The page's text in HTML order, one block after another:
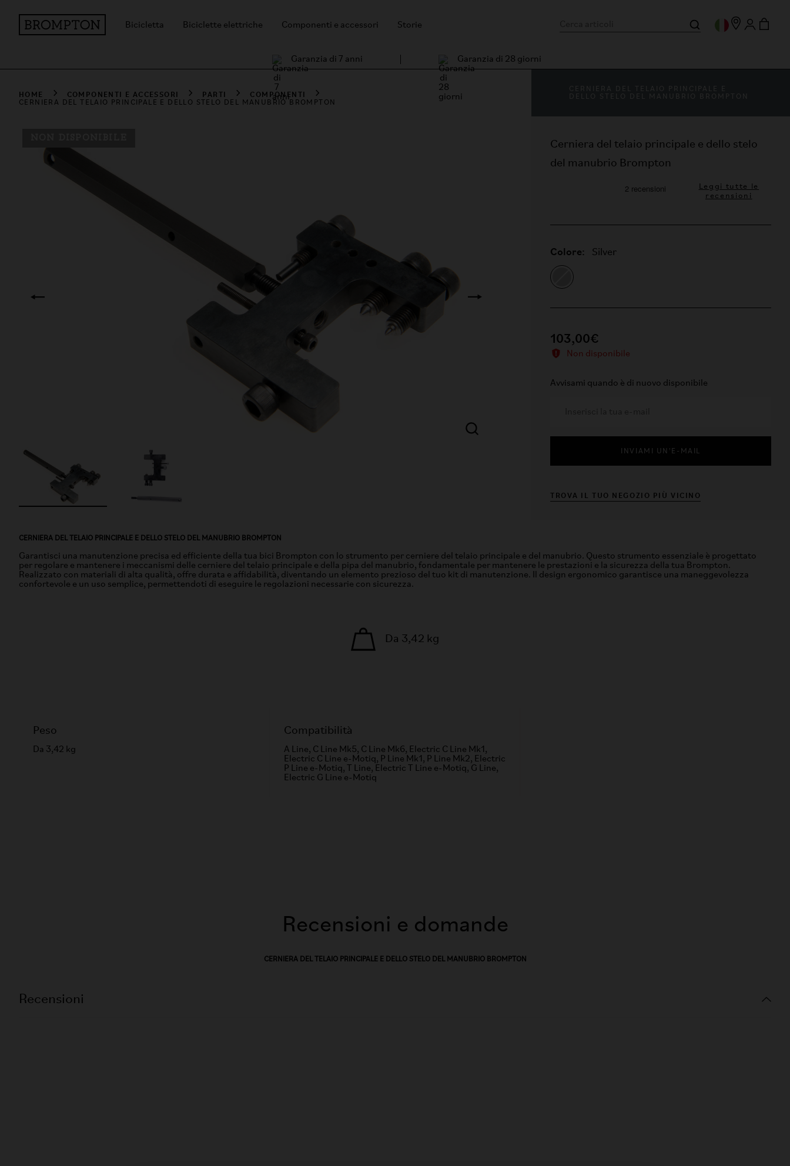
Bicicletta Biciclette elettriche Componenti e accessori Storie
Garanzia di 7 anni Garanzia di 28 giorni
HOME COMPONENTI E ACCESSORI PARTI COMPONENTI
CERNIERA DEL TELAIO PRINCIPALE E DELLO STELO DEL MANUBRIO BROMPTON
Cerniera del telaio principale e dello stelo
del manubrio Brompton
Leggi tutte le
recensioni
Colore: Silver
103,00€
Non disponibile
Avvisami quando è di nuovo disponibile
INVIAMI UN'E-MAIL
TROVA IL TUO NEGOZIO PIÙ VICINO
CERNIERA DEL TELAIO PRINCIPALE E DELLO STELO DEL MANUBRIO BROMPTON
Garantisci una manutenzione precisa ed efficiente della tua bici Brompton con lo strumento per cerniere del telaio principale e del manubrio. Questo strumento essenziale è progettato
per regolare e mantenere i meccanismi delle cerniere del telaio principale e della pipa del manubrio, fondamentale per mantenere le prestazioni e la sicurezza della tua Brompton.
Realizzato con materiali di alta qualità, offre durata e affidabilità, diventando un elemento prezioso del tuo kit di manutenzione. Il design ergonomico garantisce una maneggevolezza
confortevole e un uso semplice, permettendoti di eseguire le regolazioni necessarie con sicurezza.
Da 3,42 kg
Peso
Da 3,42 kg
Compatibilità
A Line, C Line Mk5, C Line Mk6, Electric C Line Mk1,
Electric C Line e-Motiq, P Line Mk1, P Line Mk2, Electric
P Line e-Motiq, T Line, Electric T Line e-Motiq, G Line,
Electric G Line e-Motiq
Recensioni e domande
CERNIERA DEL TELAIO PRINCIPALE E DELLO STELO DEL MANUBRIO BROMPTON
Recensioni